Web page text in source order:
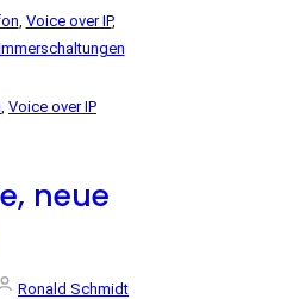
, Voice over IP
, Voice over IP
neue
Ronald Schmidt